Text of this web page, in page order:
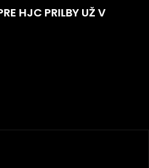
HJC PRILBY UŽ V